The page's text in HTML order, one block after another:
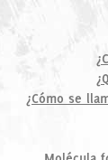
¿Cómo se